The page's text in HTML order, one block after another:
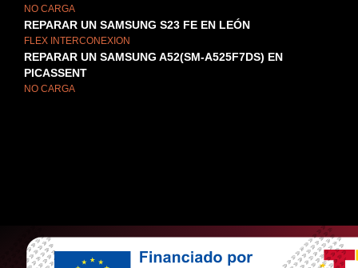
NO CARGA
REPARAR UN SAMSUNG S23 FE EN LEÓN
FLEX INTERCONEXION
REPARAR UN SAMSUNG A52(SM-A525F7DS) EN
PICASSENT
NO CARGA